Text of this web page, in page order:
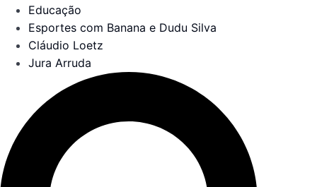
Educação
Esportes com Banana e Dudu Silva
Cláudio Loetz
Jura Arruda